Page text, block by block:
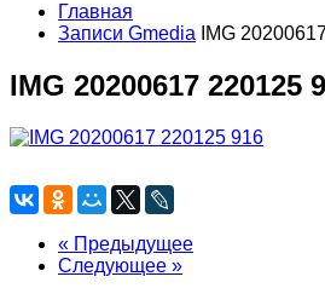
Главная
Записи Gmedia
IMG
IMG 20200617 220125
« Предыдущее
Следующее »